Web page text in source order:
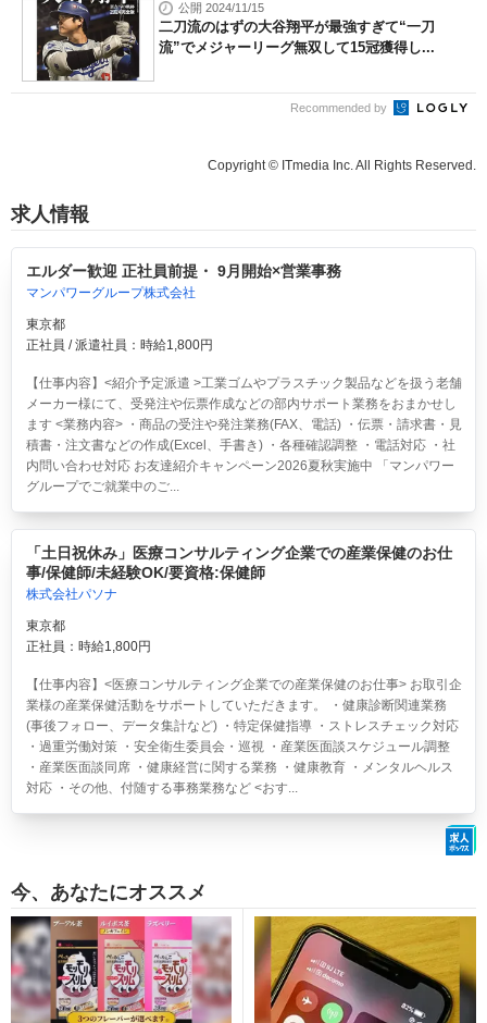
公開 2024/11/15
二刀流のはずの大谷翔平が最強すぎて“一刀
流”でメジャーリーグ無双して15冠獲得し...
Recommended by
Copyright © ITmedia Inc. All Rights Reserved.
求人情報
エルダー歓迎 正社員前提・ 9月開始×営業事務
マンパワーグループ株式会社
東京都
正社員 / 派遣社員：時給1,800円
【仕事内容】<紹介予定派遣 >工業ゴムやプラスチック製品などを扱う老舗
メーカー様にて、受発注や伝票作成などの部内サポート業務をおまかせし
ます <業務内容> ・商品の受注や発注業務(FAX、電話) ・伝票・請求書・見
積書・注文書などの作成(Excel、手書き) ・各種確認調整 ・電話対応 ・社
内問い合わせ対応 お友達紹介キャンペーン2026夏秋実施中 「マンパワー
グループでご就業中のご...
「土日祝休み」医療コンサルティング企業での産業保健のお仕
事/保健師/未経験OK/要資格:保健師
株式会社パソナ
東京都
正社員：時給1,800円
【仕事内容】<医療コンサルティング企業での産業保健のお仕事> お取引企
業様の産業保健活動をサポートしていただきます。 ・健康診断関連業務
(事後フォロー、データ集計など) ・特定保健指導 ・ストレスチェック対応
・過重労働対策 ・安全衛生委員会・巡視 ・産業医面談スケジュール調整
・産業医面談同席 ・健康経営に関する業務 ・健康教育 ・メンタルヘルス
対応 ・その他、付随する事務業務など <おす...
今、あなたにオススメ